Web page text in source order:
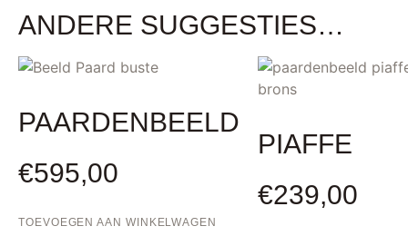
ANDERE SUGGESTIES…
PAARDENBEELD
€595,00
TOEVOEGEN AAN WINKELWAGEN
PIAFFE
€239,00